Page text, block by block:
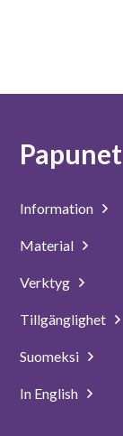
Papunet
Information
Material
Verktyg
Tillgänglighet
Suomeksi
In English